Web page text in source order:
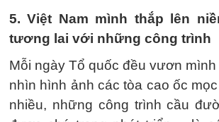
5. Việt Nam mình thắp lên
tương lai với những công trình
Mỗi ngày Tổ quốc đều vươn
nhìn hình ảnh các tòa cao ốc
nhiều, những công trình cầu